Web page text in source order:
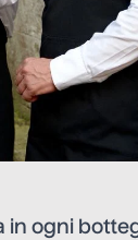
in ogni